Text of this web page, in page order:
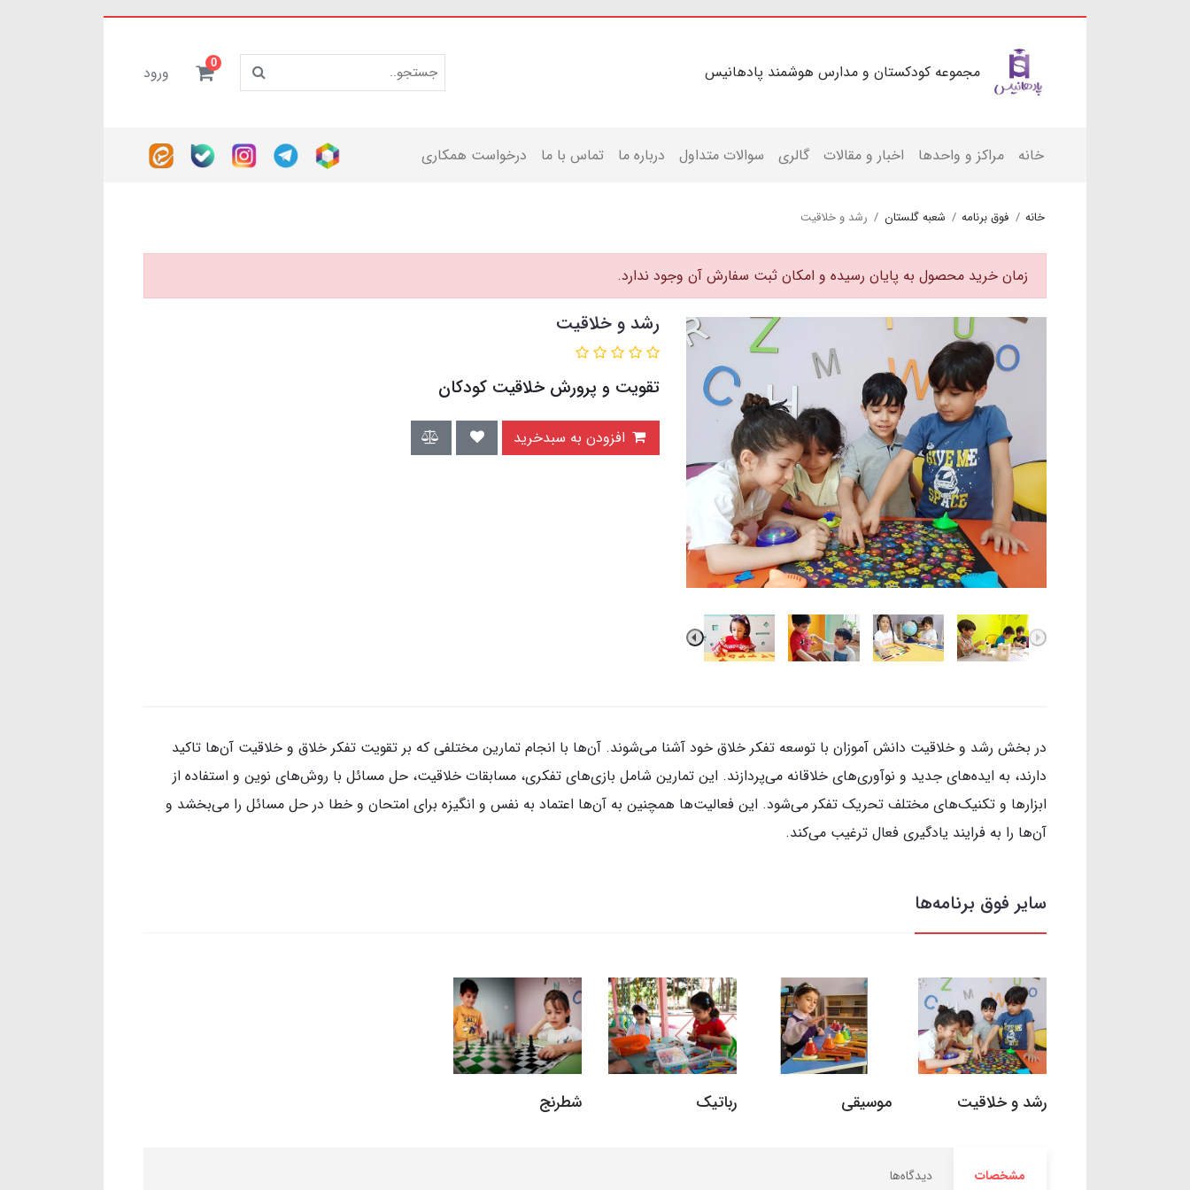
مجموعه کودکستان و مدارس هوشمند پادهانیس 0 ورود
خانه مراکز و واحدها اخبار و مقالات گالری سوالات متداول درباره ما تماس با ما درخواست همکاری
خانه فوق برنامه شعبه گلستان رشد و خلاقیت
زمان خرید محصول به پایان رسیده و امکان ثبت سفارش آن وجود ندارد.
رشد و خلاقیت
تقویت و پرورش خلاقیت کودکان
در بخش رشد و خلاقیت دانش آموزان با توسعه تفکر خلاق خود آشنا می‌شوند. آن‌ها با انجام تمارین مختلفی که بر تقویت تفکر خلاق و خلاقیت آن‌ها تاکید
دارند، به ایده‌های جدید و نوآوری‌های خلاقانه می‌پردازند. این تمارین شامل بازی‌های تفکری، مسابقات خلاقیت، حل مسائل با روش‌های نوین و استفاده از
ابزارها و تکنیک‌های مختلف تحریک تفکر می‌شود. این فعالیت‌ها همچنین به آن‌ها اعتماد به نفس و انگیزه برای امتحان و خطا در حل مسائل را می‌بخشد و
آن‌ها را به فرایند یادگیری فعال ترغیب می‌کند.
سایر فوق برنامه‌ها
رشد و خلاقیت موسیقی رباتیک شطرنج
مشخصات دیدگاه‌ها